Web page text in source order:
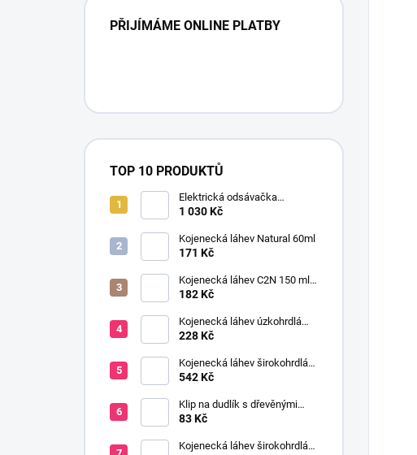
PŘIJÍMÁME ONLINE PLATBY
TOP 10 PRODUKTŮ
Elektrická odsávačka
mateřského mléka EasyStart
1 030 Kč
Kojenecká láhev Natural 60ml
171 Kč
Kojenecká láhev C2N 150 ml
se savičkou s pomalým
182 Kč
Kojenecká láhev úzkohrdlá
OPTIONS 250 ml
228 Kč
Kojenecká láhev širokohrdlá
OPTIONS+ 2x270 ml růžová
542 Kč
Klip na dudlík s dřevěnými
korálky růžová
83 Kč
Kojenecká láhev širokohrdlá